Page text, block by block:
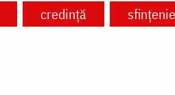
credință sfințenie